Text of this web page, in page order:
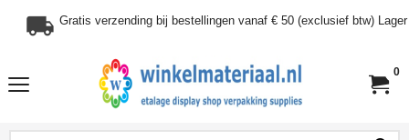
Gratis verzending bij bestellingen vanaf € 50 (exclusief btw)
0